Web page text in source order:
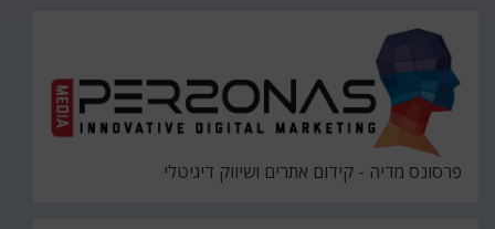
פרסונס מדיה - קידום אתרים ושיווק דיגיטלי